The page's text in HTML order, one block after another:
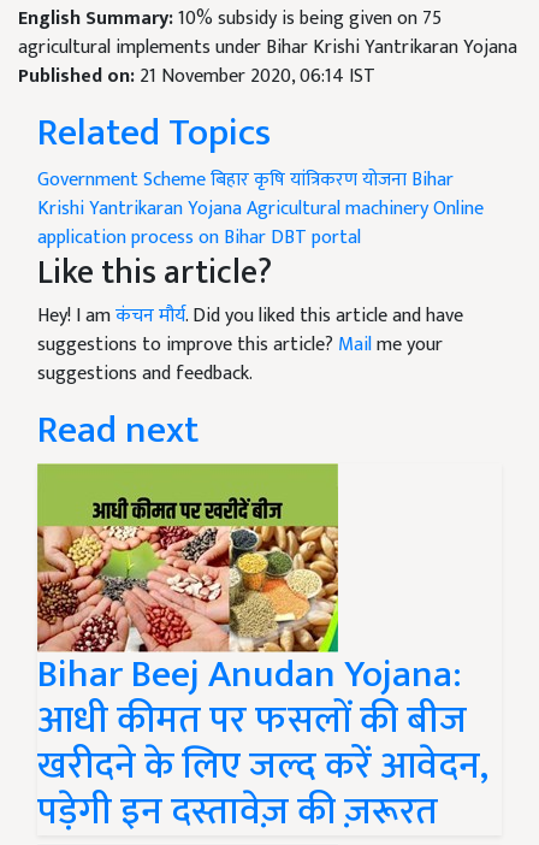
English Summary:10% subsidy is being given on 75
agricultural implements under Bihar Krishi Yantrikaran Yojana
Published on:21 November 2020, 06:14 IST
Related Topics
Government Schemeबिहार कृषि यांत्रिकरण योजनाBihar
Krishi Yantrikaran YojanaAgricultural machineryOnline
application process on Bihar DBT portal
Like this article?
Hey! I amकंचन मौर्य. Did you liked this article and have
suggestions to improve this article? Mailme your
suggestions and feedback.
Read next
Bihar Beej Anudan Yojana:
आधी कीमत पर फसलों की बीज
खरीदने के लिए जल्द करें आवेदन,
पड़ेगी इन दस्तावेज़ की ज़रूरत